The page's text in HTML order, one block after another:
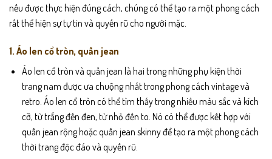
nếu được thực hiện đúng cách, chúng có thể tạo ra một phong cách
rất thể hiện sự tự tin và quyến rũ cho người mặc.
1. Áo len cổ tròn, quần jean
Áo len cổ tròn và quần jean là hai trong những phụ kiện thời
trang nam được ưa chuộng nhất trong phong cách vintage và
retro. Áo len cổ tròn có thể tìm thấy trong nhiều màu sắc và kích
cỡ, từ trắng đến đen, từ nhỏ đến to. Nó có thể được kết hợp với
quần jean rộng hoặc quần jean skinny để tạo ra một phong cách
thời trang độc đáo và quyến rũ.